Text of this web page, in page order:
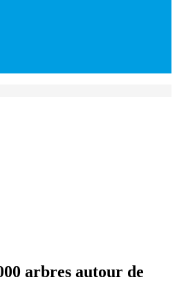
arbres autour de